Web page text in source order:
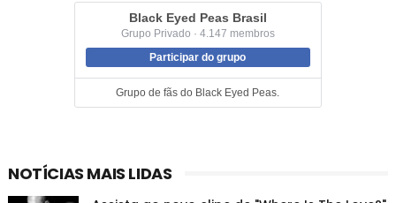
Black Eyed Peas Brasil
Grupo Privado · 4.147 membros
Participar do grupo
Grupo de fãs do Black Eyed Peas.
NOTÍCIAS MAIS LIDAS